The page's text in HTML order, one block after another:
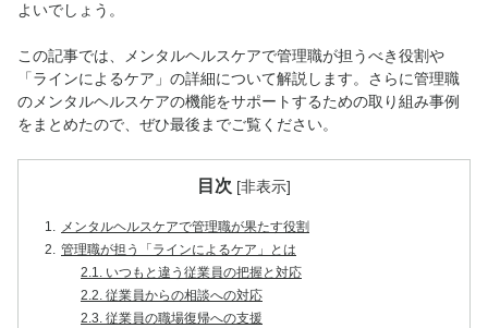
よいでしょう。
この記事では、メンタルヘルスケアで管理職が担うべき役割や
「ラインによるケア」の詳細について解説します。さらに管理職
のメンタルヘルスケアの機能をサポートするための取り組み事例
をまとめたので、ぜひ最後までご覧ください。
目次 [非表示]
1. メンタルヘルスケアで管理職が果たす役割
2. 管理職が担う「ラインによるケア」とは
2.1. いつもと違う従業員の把握と対応
2.2. 従業員からの相談への対応
2.3. 従業員の職場復帰への支援